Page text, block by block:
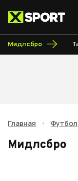
Мидлсбро
Главная • Футбол
Мидлсбро